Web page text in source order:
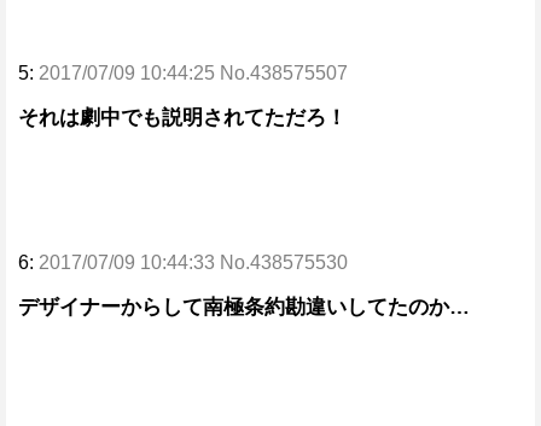
5: 2017/07/09 10:44:25 No.438575507
それは劇中でも説明されてただろ！
6: 2017/07/09 10:44:33 No.438575530
デザイナーからして南極条約勘違いしてたのか…